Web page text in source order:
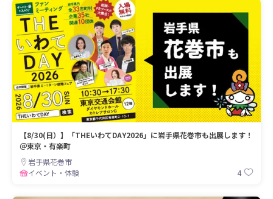
【8/30(日）】「THEいわてDAY2026」に岩手県花巻市も出展します！
＠東京・有楽町
岩手県花巻市
イベント・体験
4